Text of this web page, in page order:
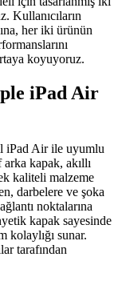
Kullanıcıların
her iki ürünün
koyuyoruz.
iPad Air
iPad Air ile uyumlu
kapak, akıllı
kaliteli malzeme
darbelere ve şoka
noktalarına
kapak sayesinde
kolaylığı sunar.
tarafından